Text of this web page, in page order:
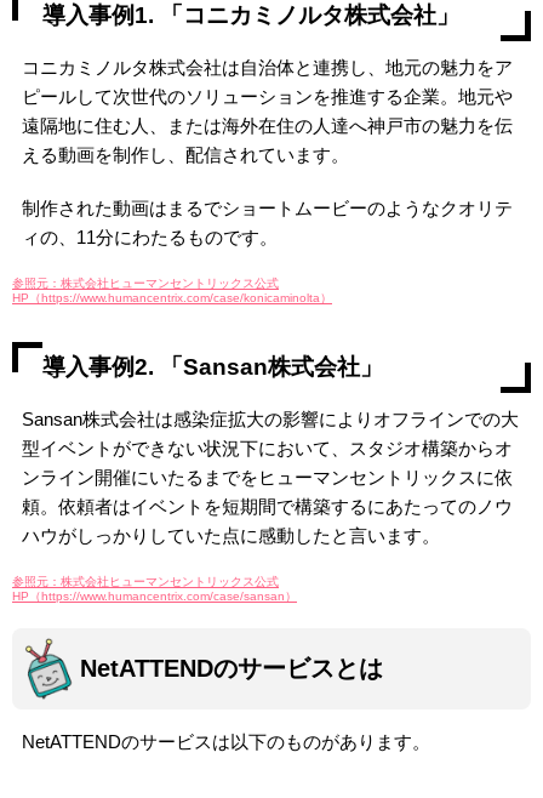
導入事例1. 「コニカミノルタ株式会社」
コニカミノルタ株式会社は自治体と連携し、地元の魅力をア
ピールして次世代のソリューションを推進する企業。地元や
遠隔地に住む人、または海外在住の人達へ神戸市の魅力を伝
える動画を制作し、配信されています。
制作された動画はまるでショートムービーのようなクオリテ
ィの、11分にわたるものです。
参照元：株式会社ヒューマンセントリックス公式
HP（https://www.humancentrix.com/case/konicaminolta）
導入事例2. 「Sansan株式会社」
Sansan株式会社は感染症拡大の影響によりオフラインでの大
型イベントができない状況下において、スタジオ構築からオ
ンライン開催にいたるまでをヒューマンセントリックスに依
頼。依頼者はイベントを短期間で構築するにあたってのノウ
ハウがしっかりしていた点に感動したと言います。
参照元：株式会社ヒューマンセントリックス公式
HP（https://www.humancentrix.com/case/sansan）
NetATTENDのサービスとは
NetATTENDのサービスは以下のものがあります。